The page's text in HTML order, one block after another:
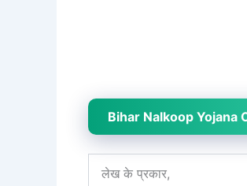
Bihar Nalkoop Yojana
लेख के प्रकार,